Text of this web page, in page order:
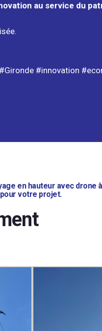
au service du
#innovation
en hauteur avec drone à
votre projet.